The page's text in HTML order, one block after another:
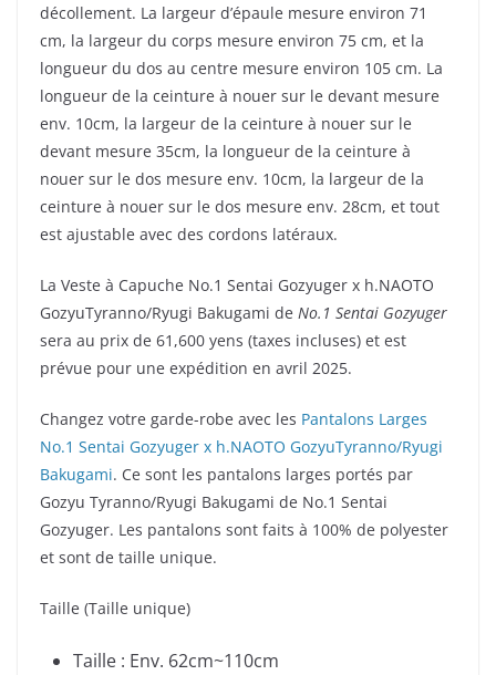
décollement. La largeur d’épaule mesure environ 71
cm, la largeur du corps mesure environ 75 cm, et la
longueur du dos au centre mesure environ 105 cm. La
longueur de la ceinture à nouer sur le devant mesure
env. 10cm, la largeur de la ceinture à nouer sur le
devant mesure 35cm, la longueur de la ceinture à
nouer sur le dos mesure env. 10cm, la largeur de la
ceinture à nouer sur le dos mesure env. 28cm, et tout
est ajustable avec des cordons latéraux.
La Veste à Capuche No.1 Sentai Gozyuger x h.NAOTO
GozyuTyranno/Ryugi Bakugami de No.1 Sentai Gozyuger
sera au prix de 61,600 yens (taxes incluses) et est
prévue pour une expédition en avril 2025.
Changez votre garde-robe avec les Pantalons Larges
No.1 Sentai Gozyuger x h.NAOTO GozyuTyranno/Ryugi
Bakugami. Ce sont les pantalons larges portés par
Gozyu Tyranno/Ryugi Bakugami de No.1 Sentai
Gozyuger. Les pantalons sont faits à 100% de polyester
et sont de taille unique.
Taille (Taille unique)
Taille : Env. 62cm~110cm